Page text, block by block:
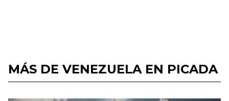
MÁS DE VENEZUELA EN PICADA